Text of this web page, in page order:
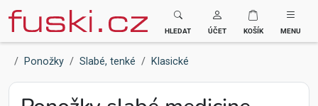
Fuski BOMA
HLEDAT ÚČET KOŠÍK MENU
Ponožky Slabé, tenké Klasické